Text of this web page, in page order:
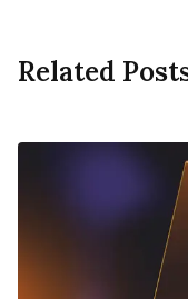
Related